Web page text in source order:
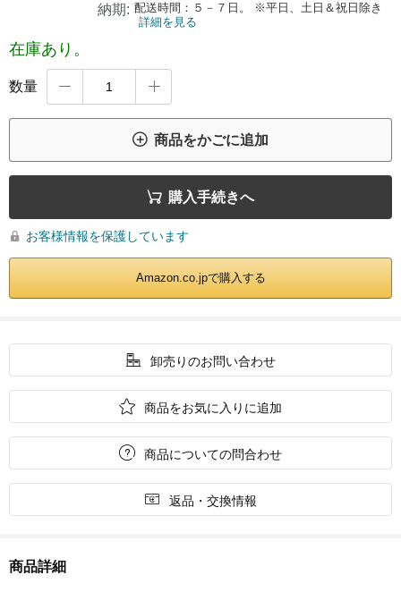
納期: 配送時間：５－７日。 ※平日、土日＆祝日除き
詳細を見る
在庫あり。
数量  
 商品をかごに追加
 購入手続きへ
 お客様情報を保護しています
Amazon.co.jpで購入する
 卸売りのお問い合わせ
 商品をお気に入りに追加
 商品についての問合わせ
 返品・交換情報
商品詳細